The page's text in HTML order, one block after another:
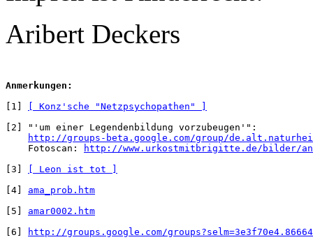
Aribert Deckers
Anmerkungen:
[1]
[ Konz'sche "Netzpsychopathen" ]
[2] "'um einer Legendenbildung vorzubeugen'":
http://groups-beta.google.com/group/
    Fotoscan:
http://www.urkostmitbrigitte.de/bilder/
[3]
[ Leon ist tot ]
[4] ama_prob.htm
[5] amar0002.htm
[6]
http://groups.google.com/